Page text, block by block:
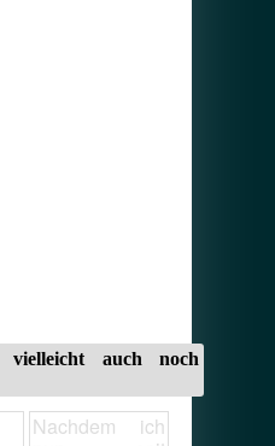
auch noch
Nachdem ich